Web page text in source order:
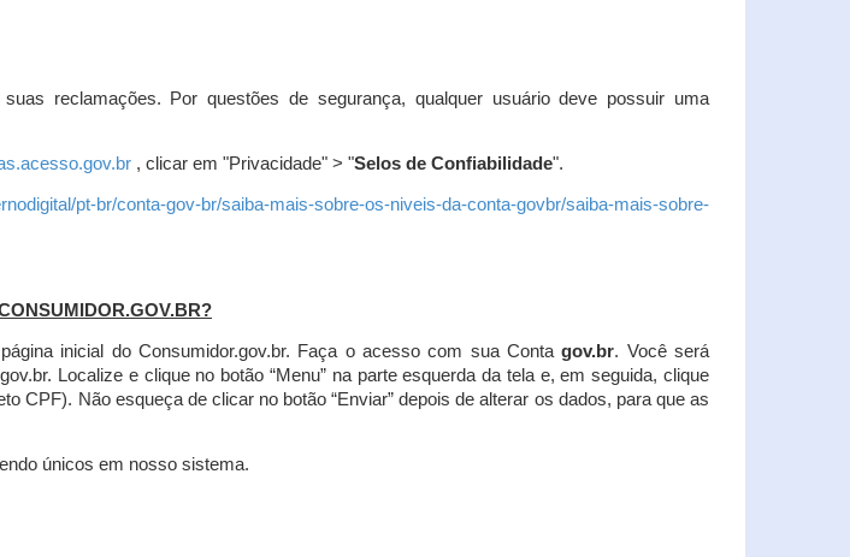
reclamações. Por questões de segurança, qualquer usuário deve possuir uma
, clicar em "Privacidade" > "Selos de Confiabilidade".
pt-br/conta-gov-br/saiba-mais-sobre-os-niveis-da-conta-govbr/saiba-mais-sobre-
inicial do Consumidor.gov.br. Faça o acesso com sua Contagov.br. Você será
Localize e clique no botão “Menu” na parte esquerda da tela e, em seguida, clique
CPF). Não esqueça de clicar no botão “Enviar” depois de alterar os dados, para que as
únicos em nosso sistema.